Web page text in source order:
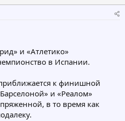
т
и
я
т
я
и «Атлетико»
в Испании.
к финишной
и «Реалом»
в то время как